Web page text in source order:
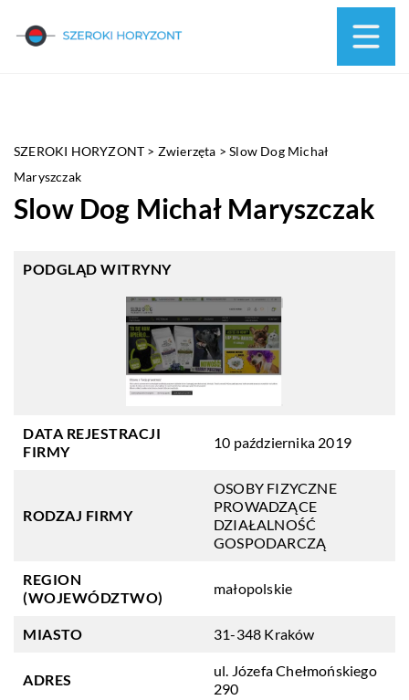
SZEROKI HORYZONT > Zwierzęta >Slow Dog Michał
Maryszczak
Slow Dog Michał Maryszczak
PODGLĄD WITRYNY
DATA REJESTRACJI
FIRMY
10 października 2019
RODZAJ FIRMY
OSOBY FIZYCZNE
PROWADZĄCE
DZIAŁALNOŚĆ
GOSPODARCZĄ
REGION
(WOJEWÓDZTWO)
małopolskie
MIASTO 31-348 Kraków
ADRES
ul. Józefa Chełmońskiego
290